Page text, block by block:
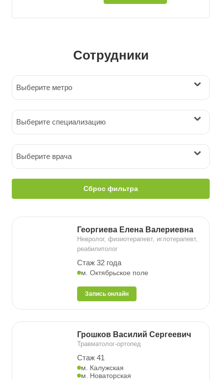
Сотрудники
Выберите метро
Выберите специализацию
Выберите врача
Сброс фильтра
Георгиева Елена Валериевна
Невролог, физиотерапевт, иглотерапевт,
реабилитолог
Стаж 32 года
м. Октябрьское поле
Запись онлайн
Грошков Василий Сергеевич
Травматолог-ортопед
Стаж 41
м. Калужская
м. Новаторская